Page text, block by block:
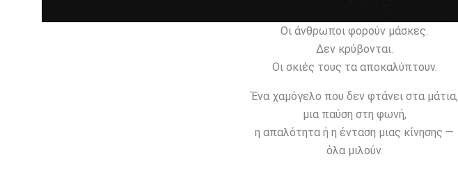
Οι άνθρωποι φορούν μάσκες.
Δεν κρύβονται.
Οι σκιές τους τα αποκαλύπτουν.
Ένα χαμόγελο που δεν φτάνει στα μάτια,
μια παύση στη φωνή,
η απαλότητα ή η ένταση μιας κίνησης —
όλα μιλούν.